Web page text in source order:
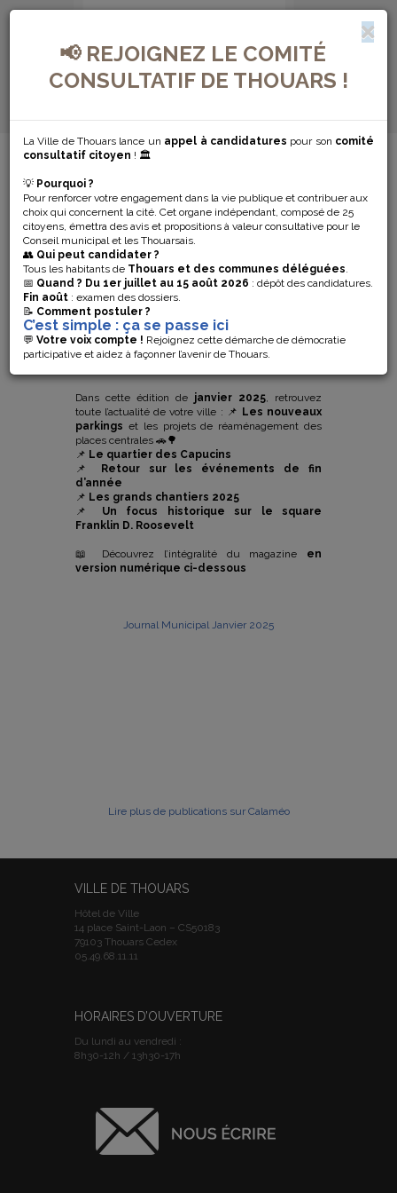
📢 REJOIGNEZ LE COMITÉ
CONSULTATIF DE THOUARS !
La Ville de Thouars lance un appel à candidatures pour son comité
consultatif citoyen ! 🏛️
💡 Pourquoi ?
Pour renforcer votre engagement dans la vie publique et contribuer aux
choix qui concernent la cité. Cet organe indépendant, composé de 25
citoyens, émettra des avis et propositions à valeur consultative pour le
Conseil municipal et les Thouarsais.
👥 Qui peut candidater ?
Tous les habitants de Thouars et des communes déléguées.
📅 Quand ? Du 1er juillet au 15 août 2026 : dépôt des candidatures.
Fin août : examen des dossiers.
📝 Comment postuler ?
C’est simple : ça se passe ici
💬 Votre voix compte ! Rejoignez cette démarche de démocratie
participative et aidez à façonner l’avenir de Thouars.
MENU DE NAVIGATION...
MISE EN LIGNE
DU JOURNAL
MUNICIPAL DE
JANVIER 2025
Lenouveau numéro du journal municipal de
Dans cette édition de janvier 2025, retrouvez
toute l’actualité de votre ville : 📌 Les nouveaux
parkings et les projets de réaménagement des
places centrales 🚗🌳
📌 Le quartier des Capucins
📌
Retour sur les événements de fin
d’année
📌 Les grands chantiers 2025
📌 Un focus historique sur le square
Franklin D. Roosevelt
📖 Découvrez l’intégralité du magazine en
version numérique ci-dessous
Journal Municipal Janvier 2025
Lire plus de publications sur Calaméo
VILLE DE THOUARS
Hôtel de Ville
14 place Saint-Laon – CS50183
79103 Thouars Cedex
05.49.68.11.11
HORAIRES D’OUVERTURE
Du lundi au vendredi :
8h30-12h / 13h30-17h